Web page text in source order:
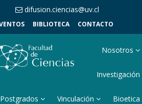
difusion.ciencias@uv.cl
BIBLIOTECA CONTACTO
Nosotros
Investigación
Postgrados Vinculación Bioetica